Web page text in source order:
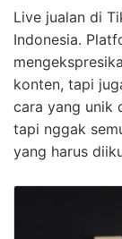
Live jualan di
Indonesia.
konten, tapi
cara yang unik
tapi nggak
yang harus